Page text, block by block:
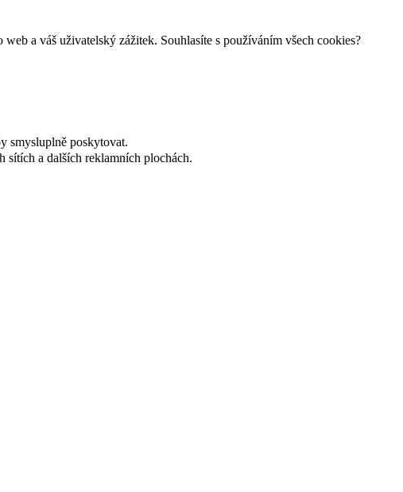
a váš uživatelský zážitek. Souhlasíte s používáním všech cookies?
smysluplně poskytovat.
sítích a dalších reklamních plochách.